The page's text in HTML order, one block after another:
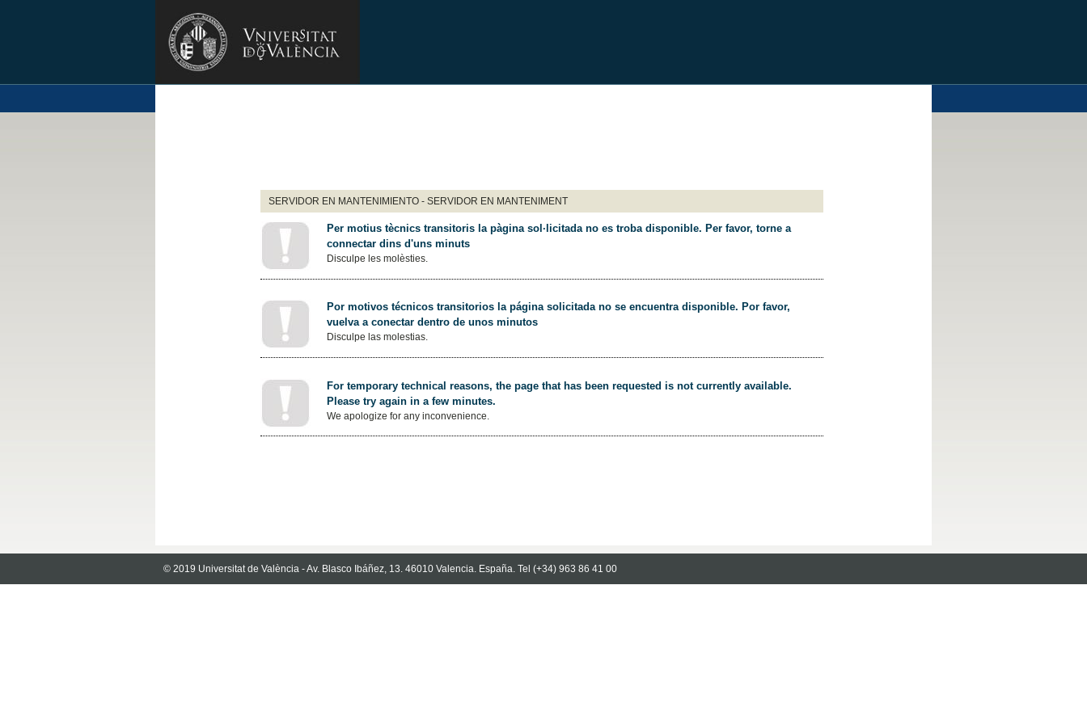
SERVIDOR EN MANTENIMIENTO - SERVIDOR EN MANTENIMENT
Per motius tècnics transitoris la pàgina sol·licitada no es troba disponible. Per favor, torne a
connectar dins d'uns minuts
Disculpe les molèsties.
Por motivos técnicos transitorios la página solicitada no se encuentra disponible. Por favor,
vuelva a conectar dentro de unos minutos
Disculpe las molestias.
For temporary technical reasons, the page that has been requested is not currently available.
Please try again in a few minutes.
We apologize for any inconvenience.
© 2019 Universitat de València - Av. Blasco Ibáñez, 13. 46010 Valencia. España. Tel (+34) 963 86 41 00